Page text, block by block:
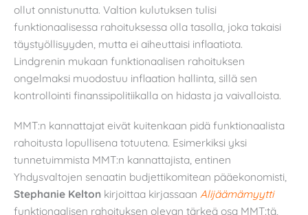
ollut onnistunutta. Valtion kulutuksen tulisi
funktionaalisessa rahoituksessa olla tasolla, joka takaisi
täystyöllisyyden, mutta ei aiheuttaisi inflaatiota.
Lindgrenin mukaan funktionaalisen rahoituksen
ongelmaksi muodostuu inflaation hallinta, sillä sen
kontrollointi finanssipolitiikalla on hidasta ja vaivalloista.
MMT:n kannattajat eivät kuitenkaan pidä funktionaalista
rahoitusta lopullisena totuutena. Esimerkiksi yksi
tunnetuimmista MMT:n kannattajista, entinen
Yhdysvaltojen senaatin budjettikomitean pääekonomisti,
Stephanie Kelton kirjoittaa kirjassaan Alijäämämyytti
funktionaalisen rahoituksen olevan tärkeä osa MMT:tä,